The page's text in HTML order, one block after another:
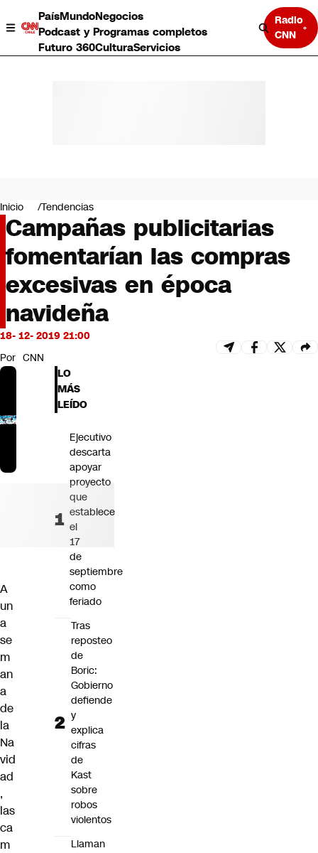
PaísMundoNegocios
Podcast y Programas completos
Futuro 360CulturaServicios
Radio
CNN
Negocios
Deportes
Programas completos
Cultura
Servicios
Bits
CNN tiempo
Futuro 360
Inicio Tendencias
Campañas publicitarias
fomentarían las compras
excesivas en época
navideña
18- 12- 2019 21:00
Por CNN
A
un
a
se
m
an
a
de
la
Na
vid
ad
,
las
ca
m
LO
MÁS
LEÍDO
Ejecutivo
descarta
apoyar
proyecto
que
establece
el
17
de
septiembre
como
feriado
Tras
reposteo
de
Boric:
Gobierno
defiende
y
explica
cifras
de
Kast
sobre
robos
violentos
Llaman